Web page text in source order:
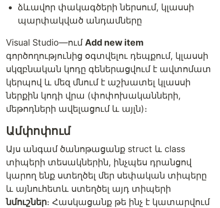
ձևավոր փակագծերի ներսում, կլասսի
պարփակված անդամները
Visual Studio—ում Add new item
գործողությունից օգտվելու դեպքում, կլասսի
սկզբնական կոդը գեներացվում է ավտոմատ
կերպով և մեզ մնում է աշխատել կլասսի
ներքին կոդի վրա (փոփոխականների,
մեթոդների ավելացում և այլն)։
Ամփոփում
Այս անգամ ծանոթացանք struct և class
տիպերի տեսակներին, ինչպես դրանցով
կարող ենք ստեղծել մեր սեփական տիպերը
և այնուհետև ստեղծել այդ տիպերի
նմուշներ։ Հասկացանք թե ինչ է կատարվում